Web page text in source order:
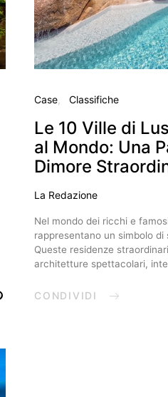
Case Classifiche
Le 10 Ville di
al Mondo: Una
Dimore
La Redazione
Nel mondo dei ricchi e
rappresentano un simbolo
Queste residenze
architetture spettacolari,
CONDIVIDI